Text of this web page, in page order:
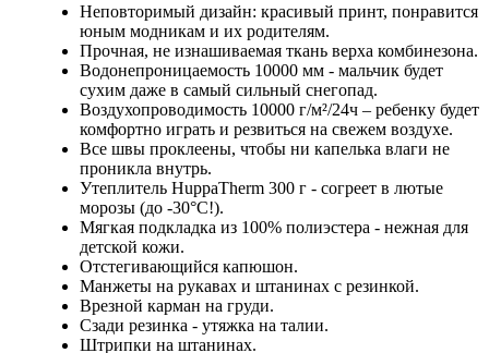
Неповторимый дизайн: красивый принт, понравится
юным модникам и их родителям.
Прочная, не изнашиваемая ткань верха комбинезона.
Водонепроницаемость 10000 мм - мальчик будет
сухим даже в самый сильный снегопад.
Воздухопроводимость 10000 г/м²/24ч – ребенку будет
комфортно играть и резвиться на свежем воздухе.
Все швы проклеены, чтобы ни капелька влаги не
проникла внутрь.
Утеплитель HuppaTherm 300 г - согреет в лютые
морозы (до -30°C!).
Мягкая подкладка из 100% полиэстера - нежная для
детской кожи.
Отстегивающийся капюшон.
Манжеты на рукавах и штанинах с резинкой.
Врезной карман на груди.
Сзади резинка - утяжка на талии.
Штрипки на штанинах.